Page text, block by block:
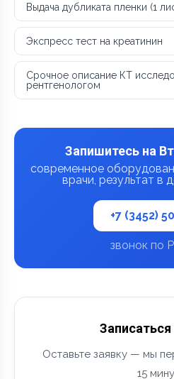
Выдача дубликата пленки (1
Экспресс тест на креатинин
Срочное описание КТ
рентгенологом
Запишитесь на
современное
врачи, результат в
+7 (3452)
звонок по
Оставьте заявку — мы
15